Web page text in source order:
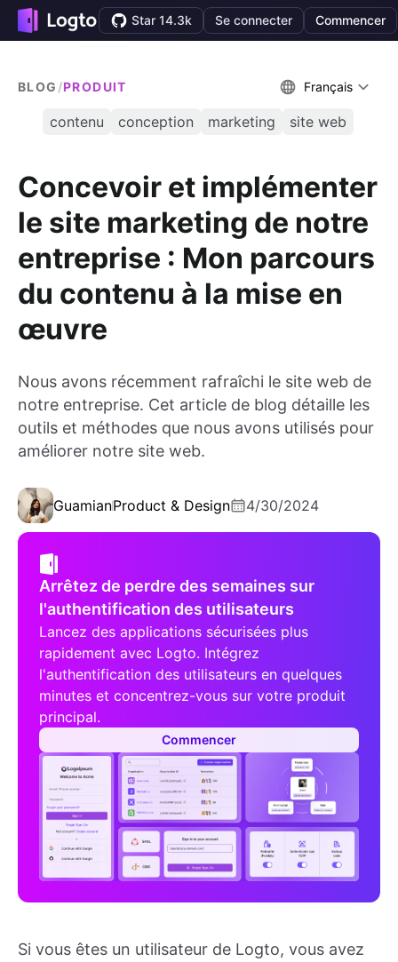
Star 14.3k Se connecter Commencer
BLOG /PRODUIT Français
contenu conception marketing site web
Concevoir et implémenter
le site marketing de notre
entreprise : Mon parcours
du contenu à la mise en
œuvre
Nous avons récemment rafraîchi le site web de
notre entreprise. Cet article de blog détaille les
outils et méthodes que nous avons utilisés pour
améliorer notre site web.
GuamianProduct & Design 4/30/2024
Arrêtez de perdre des semaines sur
l'authentification des utilisateurs
Lancez des applications sécurisées plus
rapidement avec Logto. Intégrez
l'authentification des utilisateurs en quelques
minutes et concentrez-vous sur votre produit
principal.
Commencer
Si vous êtes un utilisateur de Logto, vous avez